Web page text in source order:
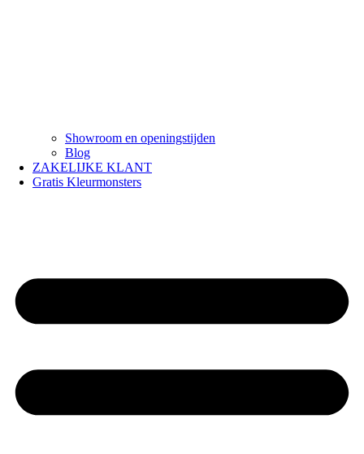
Showroom en openingstijden
Blog
ZAKELIJKE KLANT
Gratis Kleurmonsters